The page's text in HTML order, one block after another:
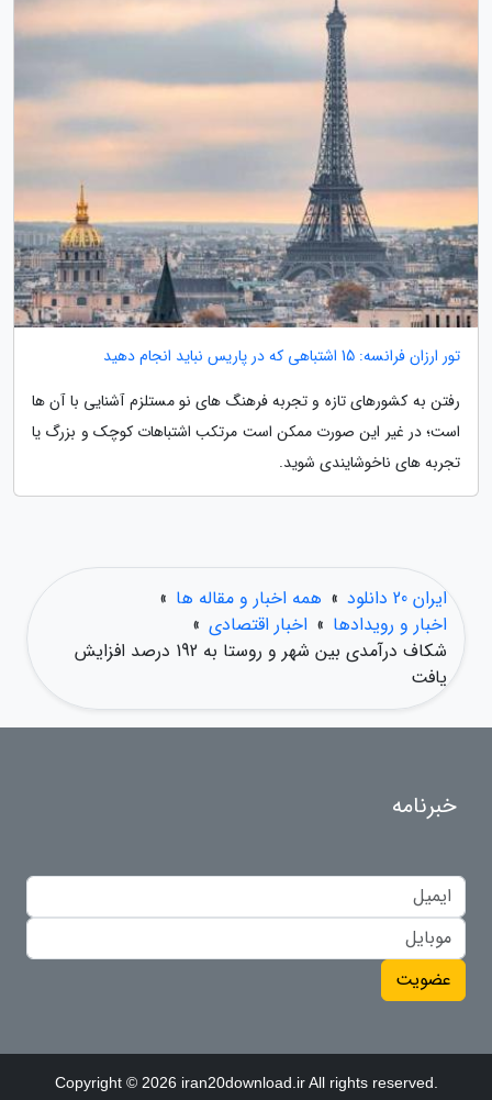
تور ارزان فرانسه: 15 اشتباهی که در پاریس نباید انجام دهید
رفتن به کشورهای تازه و تجربه فرهنگ های نو مستلزم آشنایی با آن ها
است؛ در غیر این صورت ممکن است مرتکب اشتباهات کوچک و بزرگ یا
تجربه های ناخوشایندی شوید.
ایران 20 دانلود » همه اخبار و مقاله ها »
اخبار و رویدادها » اخبار اقتصادی »
شکاف درآمدی بین شهر و روستا به 192 درصد افزایش
یافت
خبرنامه
عضویت
Copyright © 2026 iran20download.ir All rights reserved.